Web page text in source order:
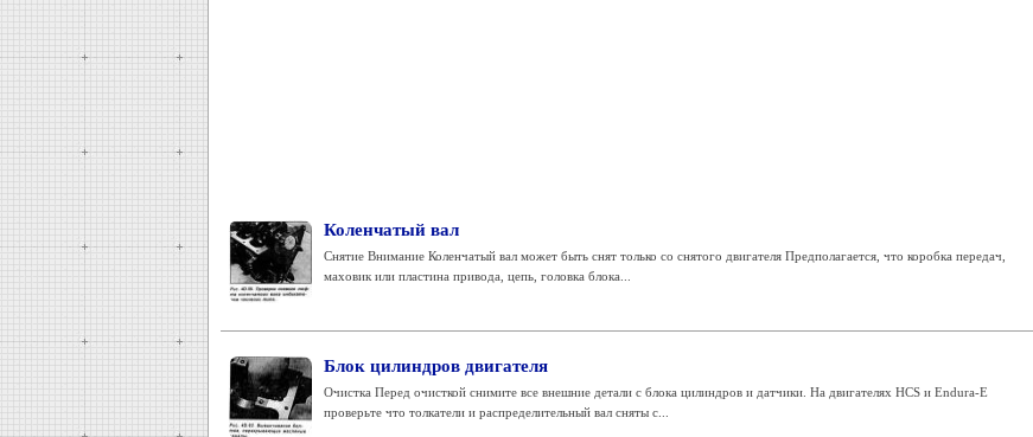
Коленчатый вал
Снятие Внимание Коленчатый вал может быть снят только со снятого двигателя Предполагается, что коробка передач,
маховик или пластина привода, цепь, головка блока...
Блок цилиндров двигателя
Очистка Перед очисткой снимите все внешние детали с блока цилиндров и датчики. На двигателях HCS и Endura-E
проверьте что толкатели и распределительный вал сняты с...